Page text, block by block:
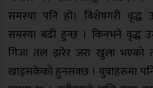
समस्या पनि हो। विशेषगरी वृद्ध
समस्या बढी हुन्छ । किनभने वृद्ध
गिजा तल झरेर जरा खुला भएको
खाइसकेको हुनसक्छ । युवाहरुमा